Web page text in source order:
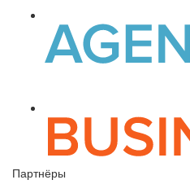
Партнёры